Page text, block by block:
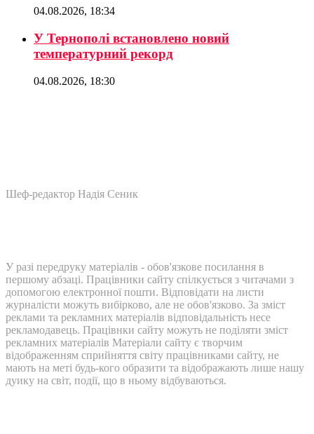
04.08.2026, 18:34
У Тернополі встановлено новий
температурний рекорд
04.08.2026, 18:30
Шеф-редактор Надія Сеник
У разі передруку матеріалів - обов'язкове посилання в
першому абзаці. Працівники сайту спілкується з читачами з
допомогою електронної пошти. Відповідати на листи
журналісти можуть вибірково, але не обов'язково. За зміст
реклами та рекламних матеріалів відповідальність несе
рекламодавець. Працівнки сайту можуть не поділяти зміст
рекламних матеріалів Матеріали сайту є творчим
відображенням сприйняття світу працівниками сайту, не
мають на меті будь-кого образити та відображають лише нашу
дуику на світ, події, що в ньому відбуваються.